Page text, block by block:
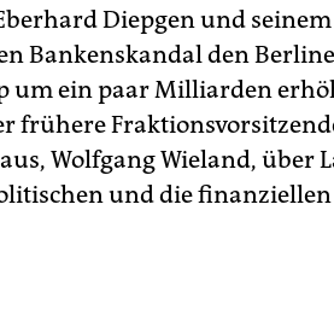
Diepgen und
Bankenskandal den
um ein paar Milliarden
frühere
Wolfgang Wieland, über
und die finanziellen